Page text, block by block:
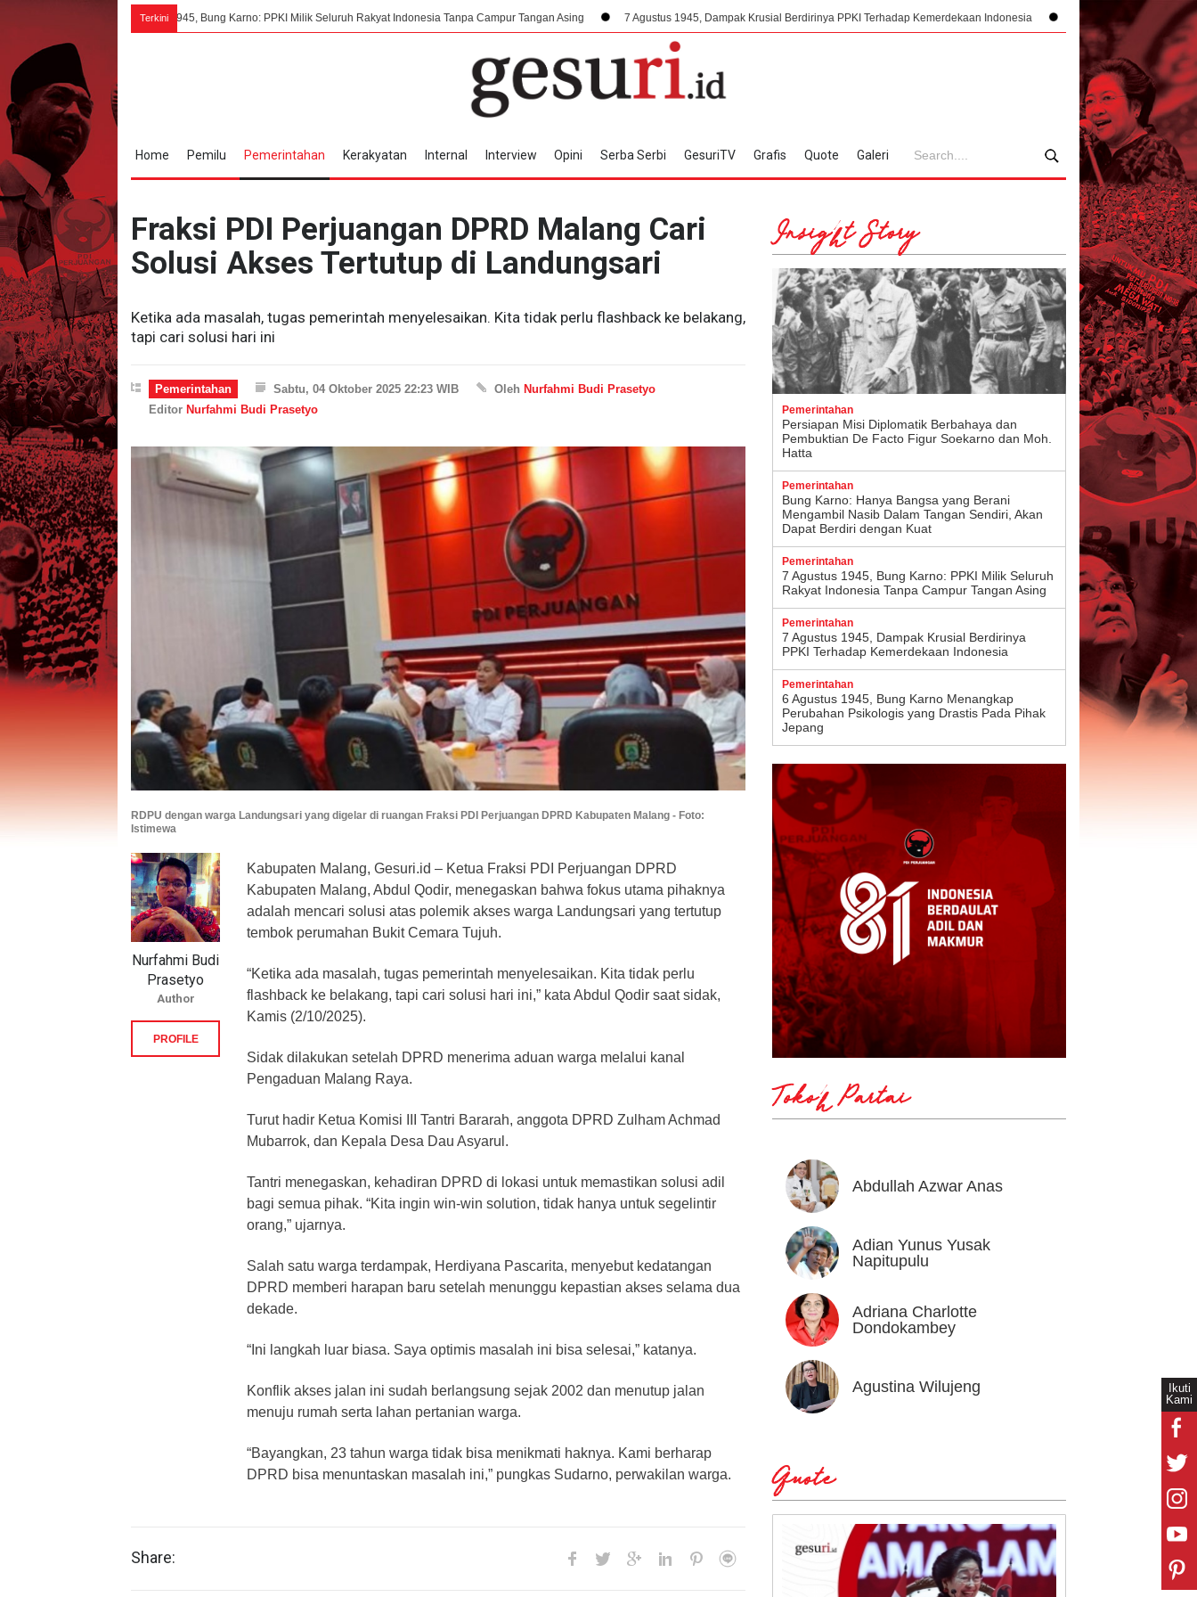
Ikuti
Kami
Terkini
7 Agustus 1945, Bung Karno: PPKI Milik Seluruh Rakyat Indonesia Tanpa Campur Tangan Asing 7 Agustus 1945, Dampak Krusial Berdirinya PPKI Terhadap Kemerdekaan Indonesia Mengorkestrasi Faksi, Sukarno, PPKI,
Home Pemilu Pemerintahan Kerakyatan Internal Interview Opini Serba Serbi GesuriTV Grafis Quote Galeri
Fraksi PDI Perjuangan DPRD Malang Cari
Solusi Akses Tertutup di Landungsari
Ketika ada masalah, tugas pemerintah menyelesaikan. Kita tidak perlu flashback ke belakang,
tapi cari solusi hari ini
Pemerintahan Sabtu, 04 Oktober 2025 22:23 WIB Oleh Nurfahmi Budi Prasetyo
Editor Nurfahmi Budi Prasetyo
RDPU dengan warga Landungsari yang digelar di ruangan Fraksi PDI Perjuangan DPRD Kabupaten Malang - Foto:
Istimewa
Kabupaten Malang, Gesuri.id – Ketua Fraksi PDI Perjuangan DPRD
Kabupaten Malang, Abdul Qodir, menegaskan bahwa fokus utama pihaknya
adalah mencari solusi atas polemik akses warga Landungsari yang tertutup
tembok perumahan Bukit Cemara Tujuh.
“Ketika ada masalah, tugas pemerintah menyelesaikan. Kita tidak perlu
flashback ke belakang, tapi cari solusi hari ini,” kata Abdul Qodir saat sidak,
Kamis (2/10/2025).
Sidak dilakukan setelah DPRD menerima aduan warga melalui kanal
Pengaduan Malang Raya.
Turut hadir Ketua Komisi III Tantri Bararah, anggota DPRD Zulham Achmad
Mubarrok, dan Kepala Desa Dau Asyarul.
Tantri menegaskan, kehadiran DPRD di lokasi untuk memastikan solusi adil
bagi semua pihak. “Kita ingin win-win solution, tidak hanya untuk segelintir
orang,” ujarnya.
Salah satu warga terdampak, Herdiyana Pascarita, menyebut kedatangan
DPRD memberi harapan baru setelah menunggu kepastian akses selama dua
dekade.
“Ini langkah luar biasa. Saya optimis masalah ini bisa selesai,” katanya.
Konflik akses jalan ini sudah berlangsung sejak 2002 dan menutup jalan
menuju rumah serta lahan pertanian warga.
“Bayangkan, 23 tahun warga tidak bisa menikmati haknya. Kami berharap
DPRD bisa menuntaskan masalah ini,” pungkas Sudarno, perwakilan warga.
Nurfahmi Budi
Prasetyo
Author
PROFILE
Share:
Insight Story
Pemerintahan
Persiapan Misi Diplomatik Berbahaya dan
Pembuktian De Facto Figur Soekarno dan Moh.
Hatta
Pemerintahan
Bung Karno: Hanya Bangsa yang Berani
Mengambil Nasib Dalam Tangan Sendiri, Akan
Dapat Berdiri dengan Kuat
Pemerintahan
7 Agustus 1945, Bung Karno: PPKI Milik Seluruh
Rakyat Indonesia Tanpa Campur Tangan Asing
Pemerintahan
7 Agustus 1945, Dampak Krusial Berdirinya
PPKI Terhadap Kemerdekaan Indonesia
Pemerintahan
6 Agustus 1945, Bung Karno Menangkap
Perubahan Psikologis yang Drastis Pada Pihak
Jepang
Tokoh Partai
Abdullah Azwar Anas
Adian Yunus Yusak
Napitupulu
Adriana Charlotte
Dondokambey
Agustina Wilujeng Andi
Quote